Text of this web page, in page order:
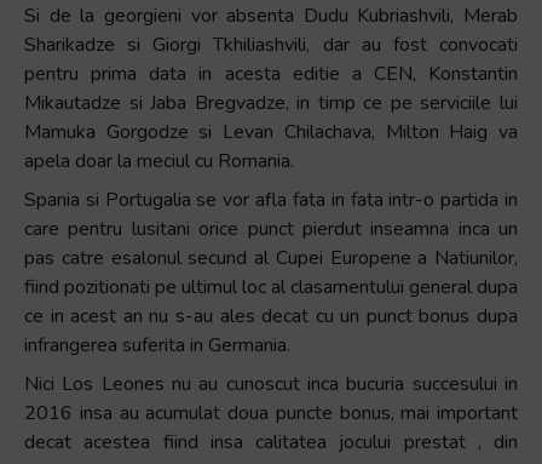
Si de la georgieni vor absenta Dudu Kubriashvili, Merab
Sharikadze si Giorgi Tkhiliashvili, dar au fost convocati
pentru prima data in acesta editie a CEN, Konstantin
Mikautadze si Jaba Bregvadze, in timp ce pe serviciile lui
Mamuka Gorgodze si Levan Chilachava, Milton Haig va
apela doar la meciul cu Romania.
Spania si Portugalia se vor afla fata in fata intr-o partida in
care pentru lusitani orice punct pierdut inseamna inca un
pas catre esalonul secund al Cupei Europene a Natiunilor,
fiind pozitionati pe ultimul loc al clasamentului general dupa
ce in acest an nu s-au ales decat cu un punct bonus dupa
infrangerea suferita in Germania.
Nici Los Leones nu au cunoscut inca bucuria succesului in
2016 insa au acumulat doua puncte bonus, mai important
decat acestea fiind insa calitatea jocului prestat , din